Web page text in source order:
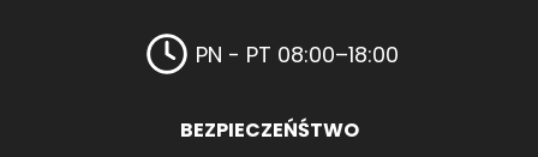
PN - PT 08:00–18:00
BEZPIECZEŃŚTWO